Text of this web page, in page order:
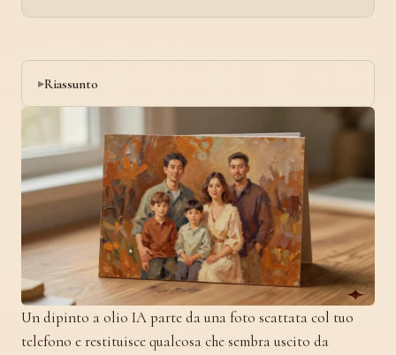
Riassunto
Un dipinto a olio IA parte da una foto scattata col tuo
telefono e restituisce qualcosa che sembra uscito da